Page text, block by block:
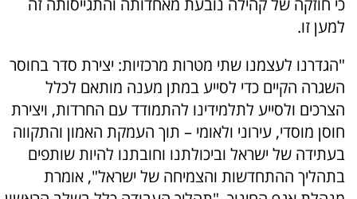
למען זו.
"הגדרנו לעצמנו שתי מטרות מרכזיות: יצירת סדר בחוסר
השגרה הקיים כדי לסייע במתן מענה מותאם לכלל
הצרכים ולסייע לתלמידינו להתמודד עם החרדות, ויצירת
חוסן מוסדי, עירוני ולאומי – תוך העמקת האמון והתקווה
בעתידה של ישראל וביכולתנו וחובתנו להיות שותפים
בתהליך ההתחדשות והצמיחה של ישראל", אומרת